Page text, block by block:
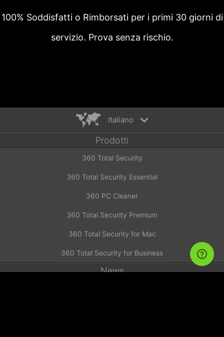
100% Soddisfatti o Rimborsati per i primi 30 giorni di
servizio. Prova senza rischio.
Italiano
English
Español
Deutsch
Русский
Türkiye
Français
Italiano
Tiếng Việt
Prodotti
360 Total Security
360 Total Security Essential
360 PC Cleaner
360 Total Security Premium
360 Total Security for Mac
360 Total Security for Business
News